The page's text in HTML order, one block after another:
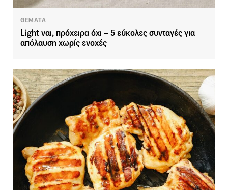
ΘΕΜΑΤΑ
Light ναι, πρόχειρα όχι – 5 εύκολες συνταγές για
απόλαυση χωρίς ενοχές